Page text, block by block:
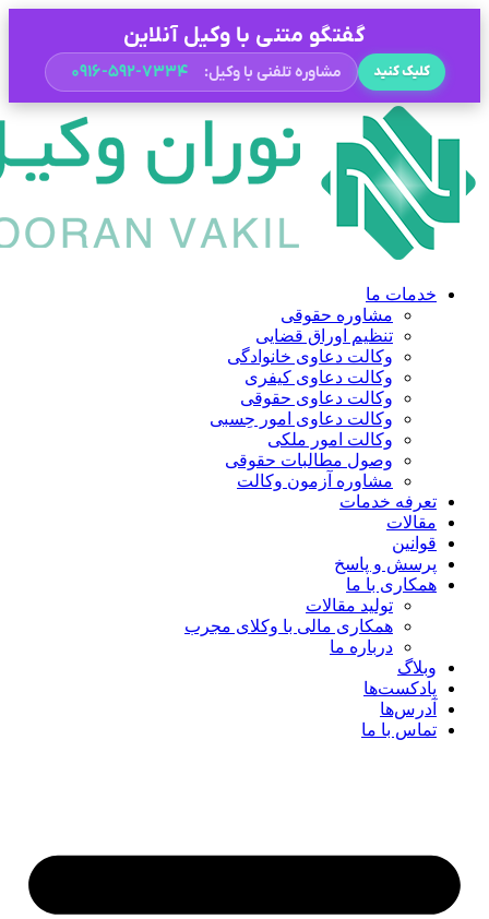
گفتگو متنی با وکیل آنلاین
کلیک کنید مشاوره تلفنی با وکیل: ۰۹۱۶-۵۹۲-۷۳۳۴
خدمات ما
مشاوره حقوقی
تنظیم اوراق قضایی
وکالت دعاوی خانوادگی
وکالت دعاوی کیفری
وکالت دعاوی حقوقی
وکالت دعاوی امور حِسبی
وکالت امور ملکی
وصول مطالبات حقوقی
مشاوره آزمون وکالت
تعرفه خدمات
مقالات
قوانین
پرسش و پاسخ
همکاری با ما
تولید مقالات
همکاری مالی با وکلای مجرب
درباره ما
وبلاگ
پادکست‌ها
آدرس‌ها
تماس با ما